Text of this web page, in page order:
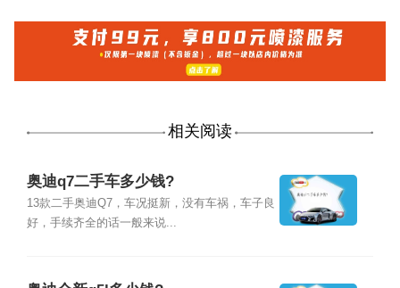
相关阅读
奥迪q7二手车多少钱?
13款二手奥迪Q7，车况挺新，没有车祸，车子良
好，手续齐全的话一般来说...